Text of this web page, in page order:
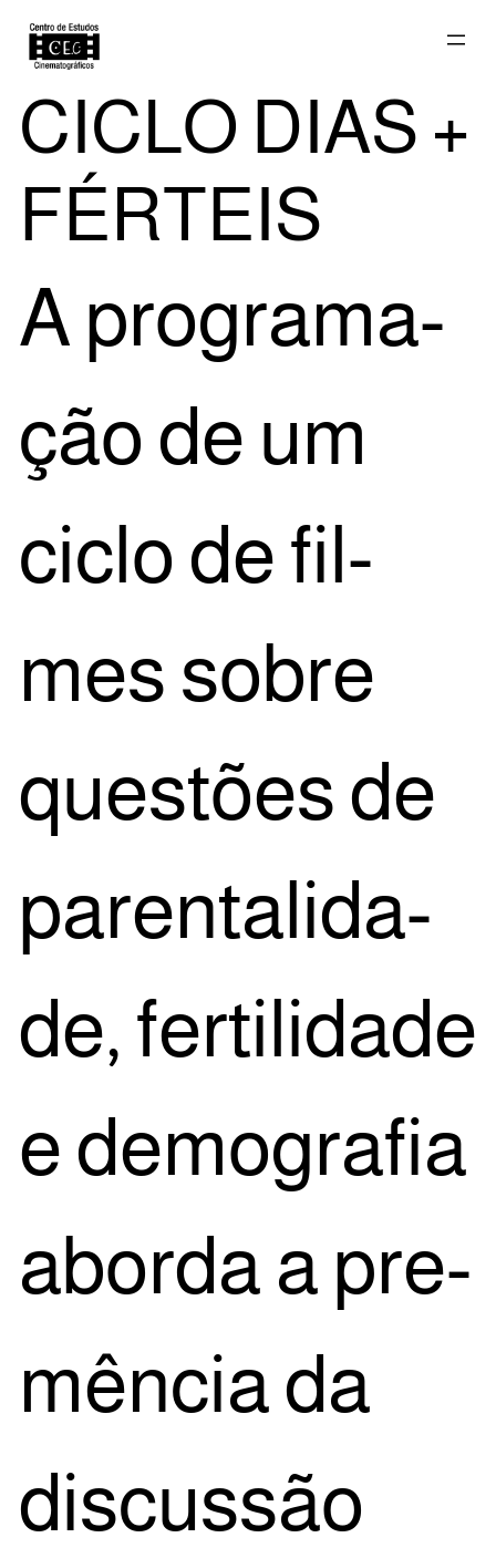
Saltar
para
o
conteúdo
CICLO DIAS +
FÉRTEIS
A pro­gra­ma­
ção de um
ciclo de fil­
mes sobre
ques­tões de
paren­ta­li­da­
de, fer­ti­li­da­de
e demo­gra­fia
abor­da a pre­
mên­cia da
dis­cus­são